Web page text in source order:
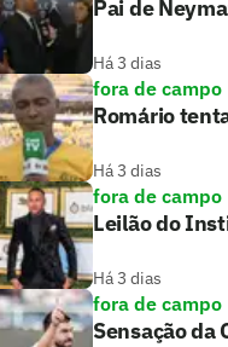
Pai de
Há 3 dias
fora de campo
Romário
Há 3 dias
fora de campo
Leilão do
Há 3 dias
fora de campo
Sensação da